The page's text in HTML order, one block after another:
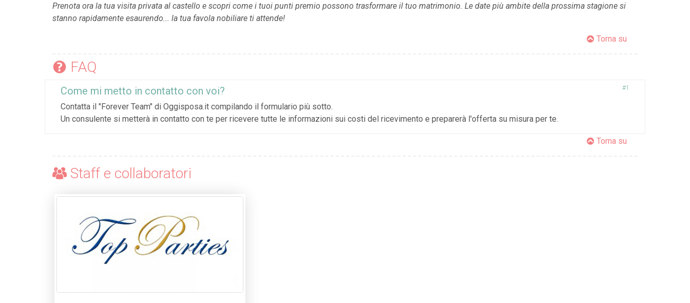
Prenota ora la tua visita privata al castello e scopri come i tuoi punti premio possono trasformare il tuo matrimonio. Le date più ambite della prossima stagione si
stanno rapidamente esaurendo... la tua favola nobiliare ti attende!
Torna su
FAQ
Come mi metto in contatto con voi? #1
Contatta il "Forever Team" di Oggisposa.it compilando il formulario più sotto.
Un consulente si metterà in contatto con te per ricevere tutte le informazioni sui costi del ricevimento e preparerà l'offerta su misura per te.
Torna su
Staff e collaboratori